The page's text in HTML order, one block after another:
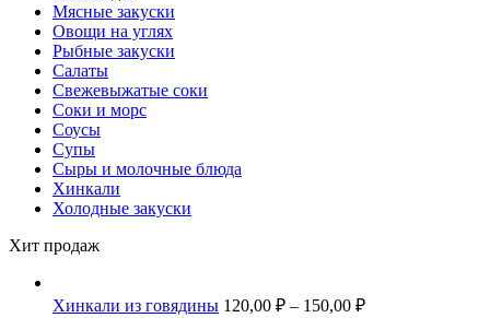
Мясные закуски
Овощи на углях
Рыбные закуски
Салаты
Свежевыжатые соки
Соки и морс
Соусы
Супы
Сыры и молочные блюда
Хинкали
Холодные закуски
Хит продаж
Хинкали из говядины 120,00 ₽ – 150,00 ₽